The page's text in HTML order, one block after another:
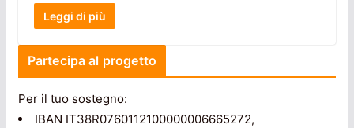
Leggi di più
Partecipa al progetto
Per il tuo sostegno:
IBAN IT38R0760112100000006665272,